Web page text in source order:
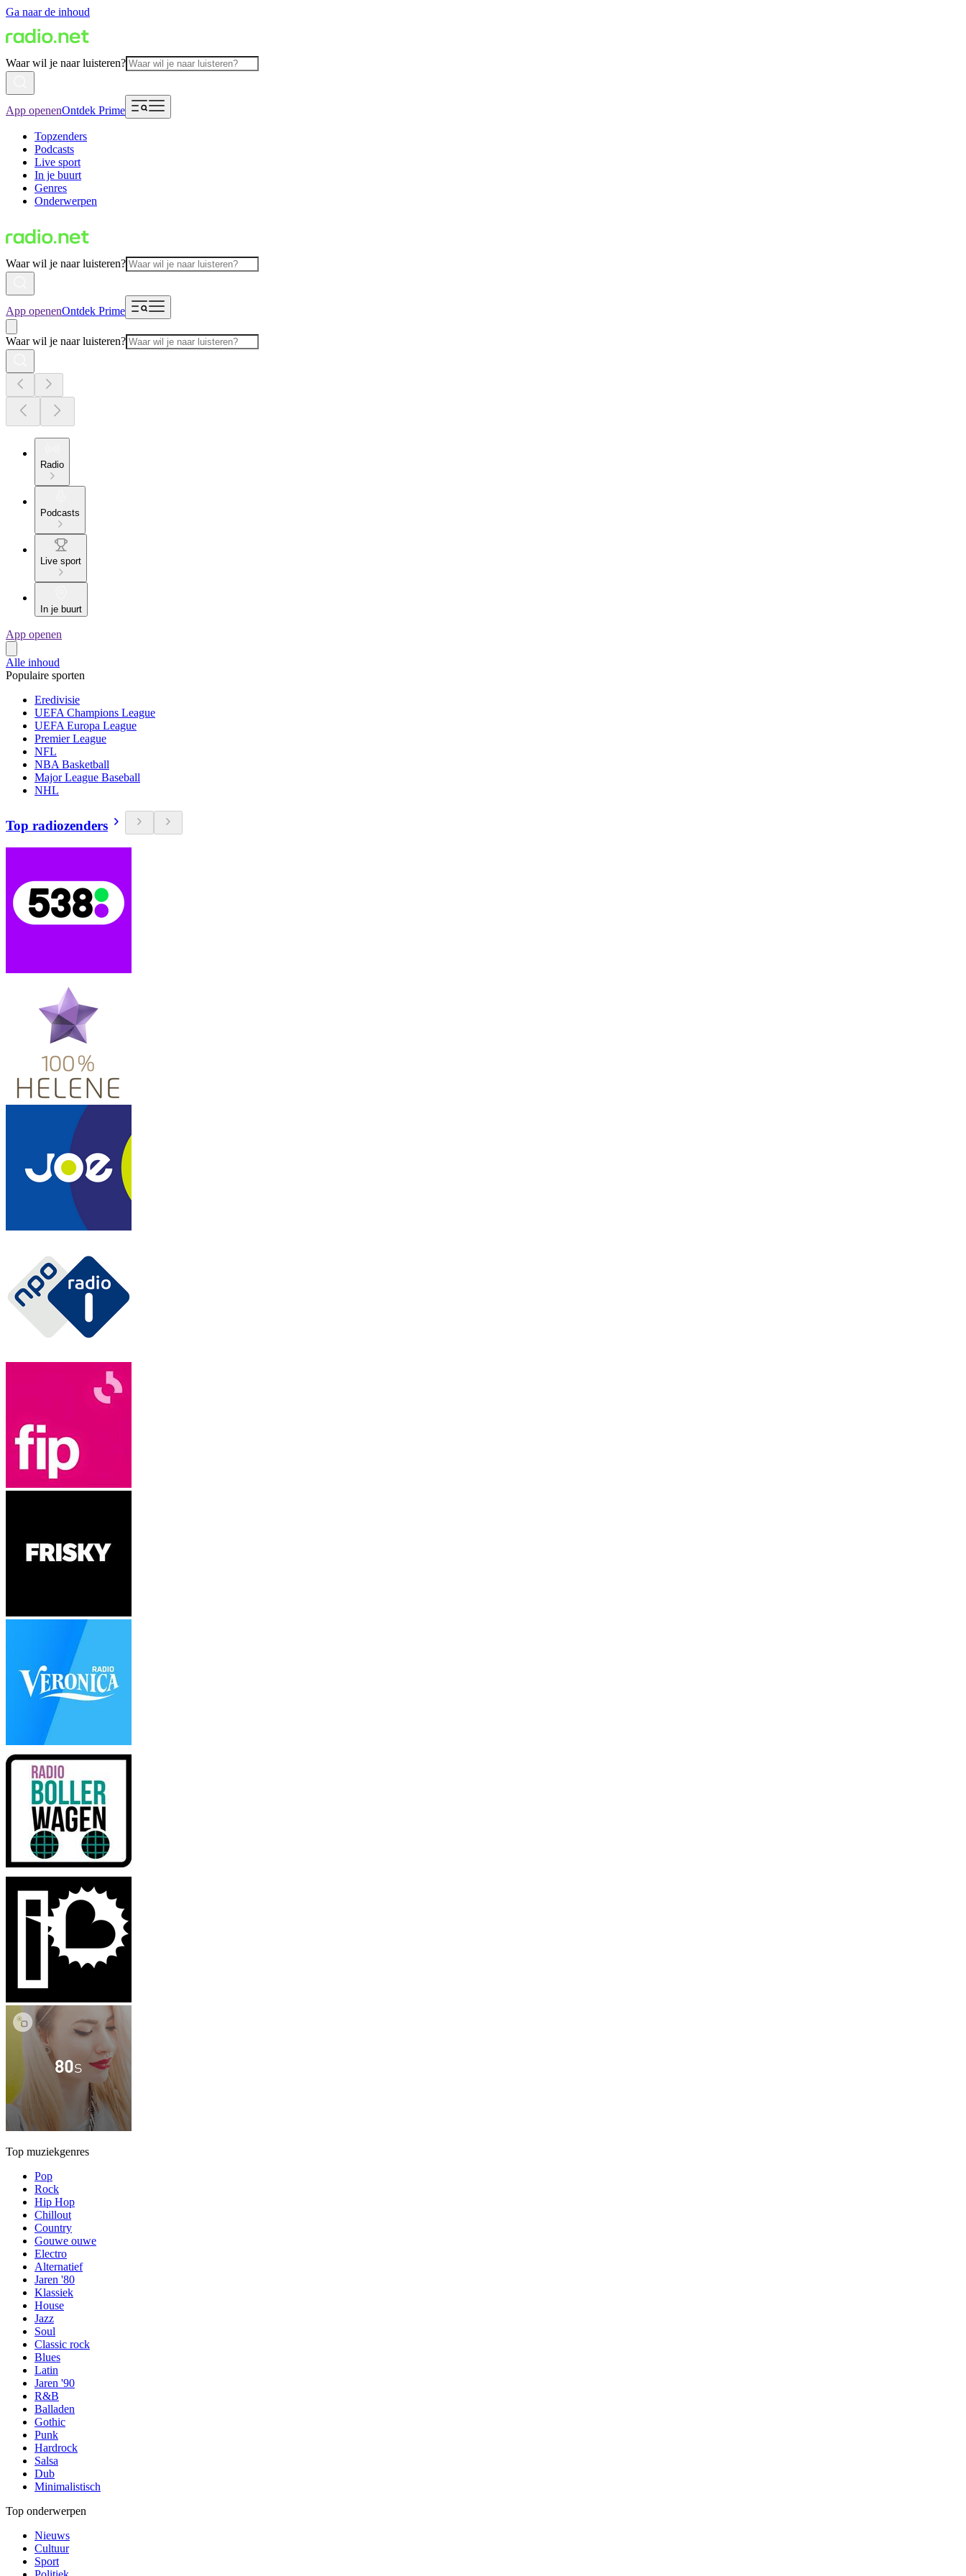
Ga naar de inhoud
Waar wil je naar luisteren?
App openenOntdek Prime
Topzenders
Podcasts
Live sport
In je buurt
Genres
Onderwerpen
Waar wil je naar luisteren?
App openenOntdek Prime
Waar wil je naar luisteren?
Radio
Podcasts
Live sport
In je buurt
App openen
Alle inhoud
Populaire sporten
Eredivisie
UEFA Champions League
UEFA Europa League
Premier League
NFL
NBA Basketball
Major League Baseball
NHL
Top radiozenders
Top muziekgenres
Pop
Rock
Hip Hop
Chillout
Country
Gouwe ouwe
Electro
Alternatief
Jaren '80
Klassiek
House
Jazz
Soul
Classic rock
Blues
Latin
Jaren '90
R&B
Balladen
Gothic
Punk
Hardrock
Salsa
Dub
Minimalistisch
Top onderwerpen
Nieuws
Cultuur
Sport